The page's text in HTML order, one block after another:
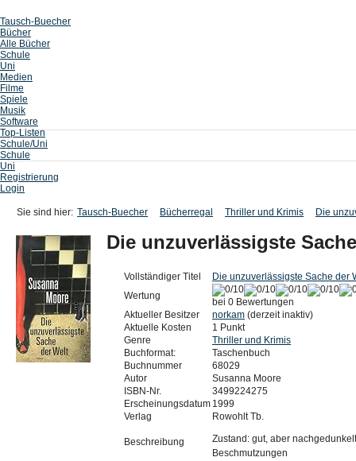
Tausch-Buecher
Bücher
Alle Bücher
Schule
Uni
Medien
Filme
Spiele
Musik
Software
Top-Listen
Schule/Uni
Schule
Uni
Registrierung
Login
Sie sind hier: Tausch-Buecher Bücherregal Thriller und Krimis Die
Die unzuverlässigste
Vollständiger Titel
Die unzuverlässigste Sache der
Wertung
bei 0 Bewertungen
Aktueller Besitzer
norkam (derzeit inaktiv)
Aktuelle Kosten
1 Punkt
Genre
Thriller und Krimis
Buchformat:
Taschenbuch
Buchnummer
68029
Autor
Susanna Moore
ISBN-Nr.
3499224275
Erscheinungsdatum 1999
Verlag
Rowohlt Tb.
Beschreibung
Zustand: gut, aber
Beschmutzungen